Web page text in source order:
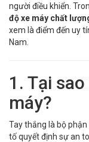
người điều khiển.
độ xe máy chất
xem là điểm đến uy
Nam.
1. Tại
máy?
Tay thắng là bộ
tố quyết định sự an